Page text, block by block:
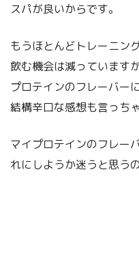
スパが良いからです。
もうほとんどトレーニン
飲む機会は減っています
プロテインのフレーバー
結構辛口な感想も言っち
マイプロテインのフレー
れにしようか迷うと思う